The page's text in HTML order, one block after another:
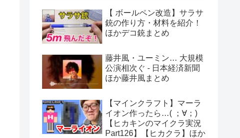
【 ボールペン改造】サラサ
銃の作り方・材料を紹介！
ほかデコ銃まとめ
藤井風・ユーミン… 大規模
公演相次ぐ - 日本経済新聞
ほか藤井風まとめ
【マインクラフト】マーラ
イオン作ったら…( ；∀；)
【ヒカキンのマイクラ実況
Part126】【ヒカクラ】ほか